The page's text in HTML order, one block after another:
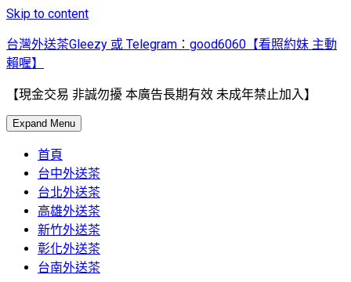
Skip to content
台灣外送茶Gleezy 或 Telegram：good6060【看照約妹 主動
賴喔】
【現金交易 非誠勿擾 本廣告長期有效 未成年禁止加入】
Expand Menu
首頁
台中外送茶
台北外送茶
高雄外送茶
新竹外送茶
彰化外送茶
台南外送茶